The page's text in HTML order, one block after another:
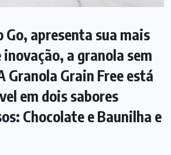
Go, apresenta sua mais
a granola sem
Granola Grain Free está
em dois sabores
Chocolate e Baunilha e